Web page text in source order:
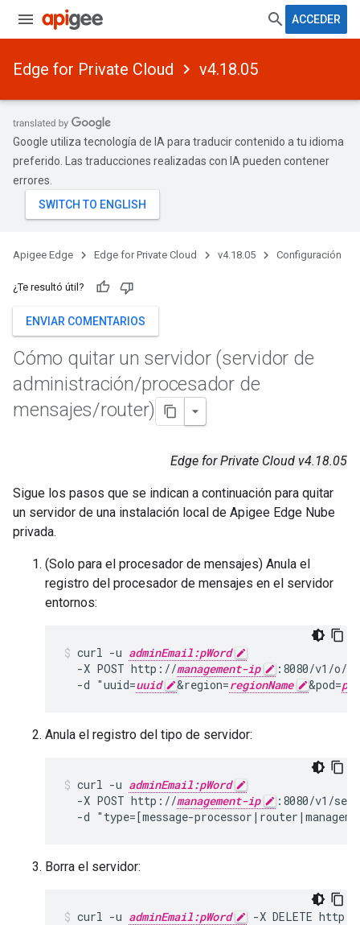
ACCEDER
Edge for Private Cloud v4.18.05
Google utiliza tecnología de IA para traducir contenido a tu idioma
preferido. Las traducciones realizadas con IA pueden contener
errores.
Apigee Edge Edge for Private Cloud v4.18.05 Configuración
¿Te resultó útil?
ENVIAR COMENTARIOS
Cómo quitar un servidor (servidor de
administración/procesador de
mensajes/router)
Edge for Private Cloud v4.18.05
Sigue los pasos que se indican a continuación para quitar
un servidor de una instalación local de Apigee Edge Nube
privada.
(Solo para el procesador de mensajes) Anula el
registro del procesador de mensajes en el servidor
entornos:
curl -u adminEmail:pWord
  -X POST http://
management-ip :8080/v1/o/
  -d "uuid=
uuid &region=regionName &pod=
Anula el registro del tipo de servidor:
curl -u adminEmail:pWord
  -X POST http://
management-ip
:8080/v1/
-d "type=[message-
Borra el servidor:
curl -u adminEmail:pWord -X DELETE